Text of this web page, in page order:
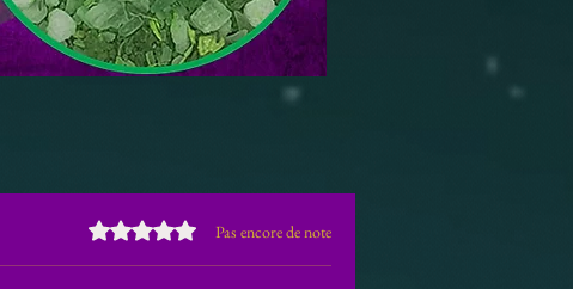
Noté 0 étoile sur 5. Pas encore de note